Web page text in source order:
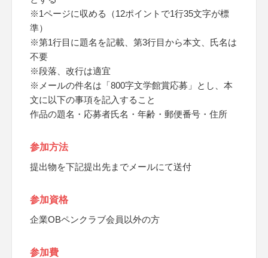
※1ページに収める（12ポイントで1行35文字が標
準）
※第1行目に題名を記載、第3行目から本文、氏名は
不要
※段落、改行は適宜
※メールの件名は「800字文学館賞応募」とし、本
文に以下の事項を記入すること
作品の題名・応募者氏名・年齢・郵便番号・住所
参加方法
提出物を下記提出先までメールにて送付
参加資格
企業OBペンクラブ会員以外の方
参加費